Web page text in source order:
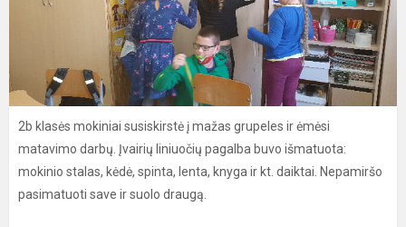
2b klasės mokiniai susiskirstė į mažas grupeles ir ėmėsi
matavimo darbų. Įvairių liniuočių pagalba buvo išmatuota:
mokinio stalas, kėdė, spinta, lenta, knyga ir kt. daiktai. Nepamiršo
pasimatuoti save ir suolo draugą.